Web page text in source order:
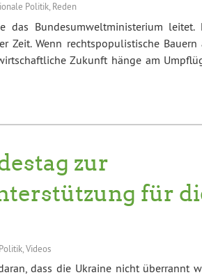
Politik, Reden
Bundesumweltministerium leitet.
Zeit. Wenn rechtspopulistische Bauern
Zukunft hänge am
zur
für
, Videos
dass die Ukraine nicht überrannt